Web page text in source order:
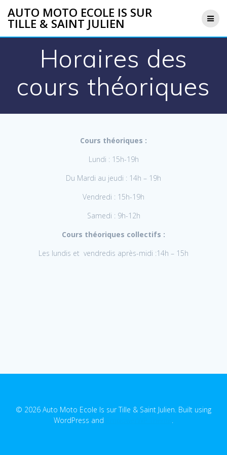
to
content
AUTO MOTO ECOLE IS SUR
TILLE & SAINT JULIEN
Horaires des
cours théoriques
Cours théoriques :
Lundi : 15h-19h
Du Mardi au jeudi : 14h – 19h
Vendredi : 15h-19h
Samedi : 9h-12h
Cours théoriques collectifs :
Les lundis et vendredis après-midi :14h – 15h
© 2026 Auto Moto Ecole Is sur Tille & Saint Julien. Built using
WordPress and
.